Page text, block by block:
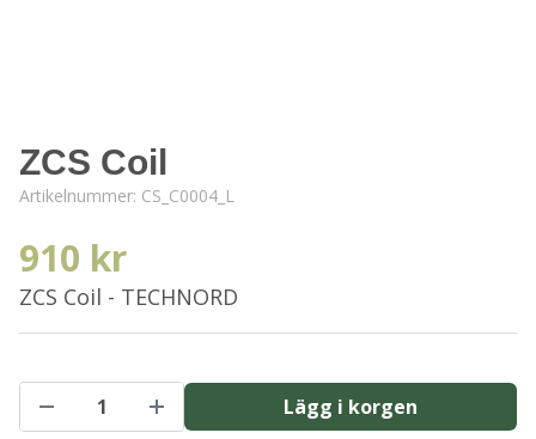
ZCS Coil
Artikelnummer: CS_C0004_L
910 kr
ZCS Coil - TECHNORD
Lägg i korgen